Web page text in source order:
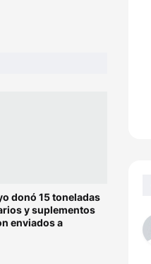
donó 15 toneladas
y suplementos
enviados a